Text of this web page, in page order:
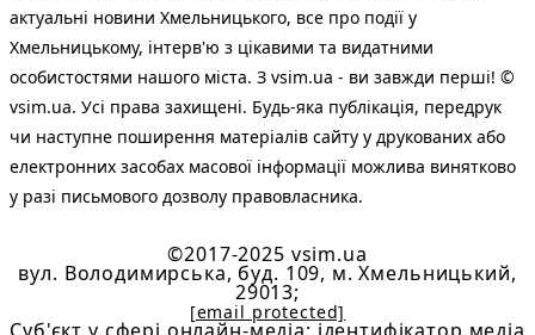
актуальні новини Хмельницького, все про події у
Хмельницькому, інтерв'ю з цікавими та видатними
особистостями нашого міста. З vsim.ua - ви завжди перші! ©
vsim.ua. Усі права захищені. Будь-яка публiкацiя, передрук
чи наступне поширення матеріалів сайту у друкованих або
електронних засобах масової інформації можлива винятково
у разі письмового дозволу правовласника.
©2017-2025 vsim.ua
вул. Володимирська, буд. 109, м. Хмельницький,
29013;
[email protected]